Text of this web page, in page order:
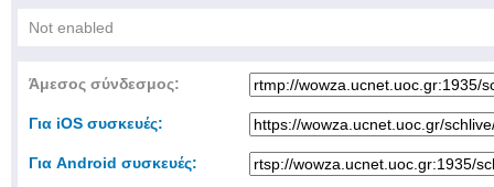
Not enabled
Άμεσος σύνδεσμος:
Για iOS συσκευές:
Για Android συσκευές: